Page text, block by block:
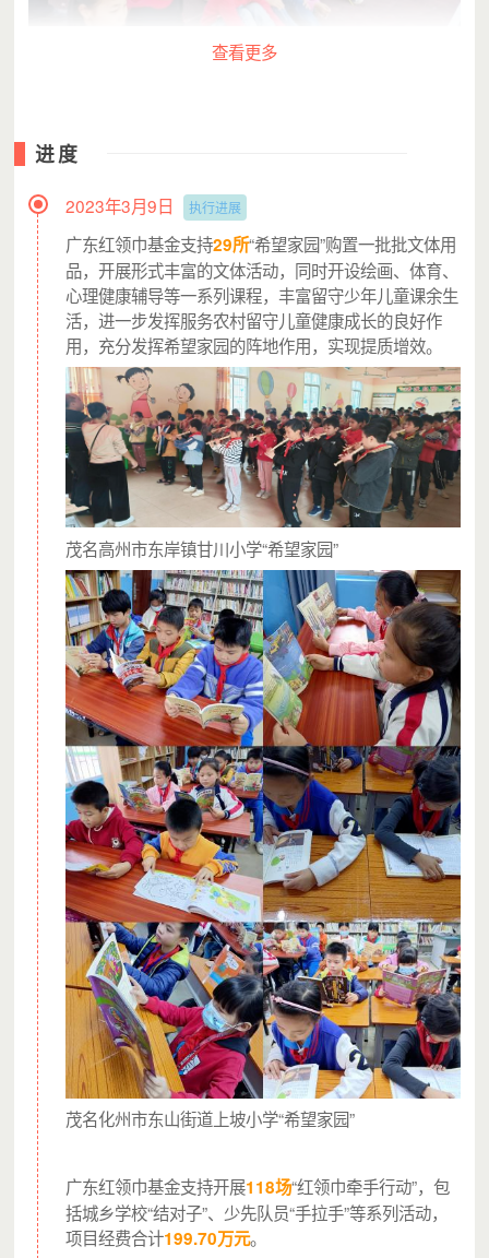
告诉工作人员
在收到老师通知活动的信息时
他的第一反应依然是拒绝
理由可能跟每一次缺席家长会一样
“我需要工作”
而这一次
老师一句“孩子的成长也需要你”
让他作出了与以前不一样的决定
“我没有告诉任何人，早上请假坐车回来参加这个活动。
所以刚才孩子看见我，愣了一下，安静地走近我身边，我们没
说话。
直到他开始跳圈的时候，我在旁边按耐不住内心的激动，一直
为他加油。
当轮到我爬完指压板回来后，看见他笑得很开心，随口一句：
刚才那个板好硬啊。儿子笑得像一朵花似地回答我：是啊，我
刚才爬完就在想，等会你就知道这种滋味。然后两个人就一起
哈哈大笑。
五年了，第一次参加他在学校的活动，突然间发现，我是不是
错过了孩子成长的许多东西。”
活动现场
家长认真努力参与
孩子们鼓掌呐喊加油
这可能是他们难得而珍贵的相聚时刻
查看更多
进度
2023年3月9日 执行进展
广东红领巾基金支持29所“希望家园”购置一批批文体用
品，开展形式丰富的文体活动，同时开设绘画、体育、
心理健康辅导等一系列课程，丰富留守少年儿童课余生
活，进一步发挥服务农村留守儿童健康成长的良好作
用，充分发挥希望家园的阵地作用，实现提质增效。
茂名高州市东岸镇甘川小学“希望家园”
茂名化州市东山街道上坡小学“希望家园”
广东红领巾基金支持开展118场“红领巾牵手行动”，包
括城乡学校“结对子”、少先队员“手拉手”等系列活动，
项目经费合计199.70万元。